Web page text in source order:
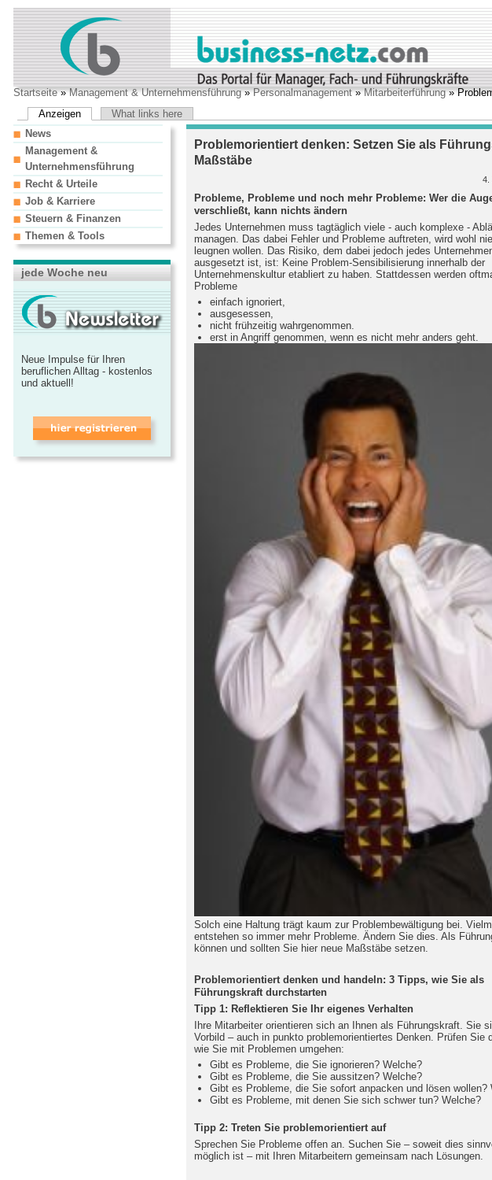
Startseite»Management & Unternehmensführung»Personalmanagement»Mitarbeiterführung»
Anzeigen
What links here
Problemorientiert denken: Setzen Sie als
Maßstäbe
4.
Probleme, Probleme und noch mehr Probleme: Wer die
verschließt, kann nichts ändern
Jedes Unternehmen muss tagtäglich viele - auch komplexe -
managen. Das dabei Fehler und Probleme auftreten, wird wohl
leugnen wollen. Das Risiko, dem dabei jedoch jedes
ausgesetzt ist, ist: Keine Problem-Sensibilisierung innerhalb der
Unternehmenskultur etabliert zu haben. Stattdessen werden
Probleme
einfach ignoriert,
ausgesessen,
nicht frühzeitig wahrgenommen.
erst in Angriff genommen, wenn es nicht mehr anders geht.
Solch eine Haltung trägt kaum zur Problembewältigung bei.
entstehen so immer mehr Probleme. Ändern Sie dies. Als
können und sollten Sie hier neue Maßstäbe setzen.
Problemorientiert denken und handeln: 3 Tipps, wie Sie als
Führungskraft durchstarten
Tipp 1: Reflektieren Sie Ihr eigenes Verhalten
Ihre Mitarbeiter orientieren sich an Ihnen als Führungskraft. Sie
Vorbild – auch in punkto problemorientiertes Denken. Prüfen Sie
wie Sie mit Problemen umgehen:
Gibt es Probleme, die Sie ignorieren? Welche?
Gibt es Probleme, die Sie aussitzen? Welche?
Gibt es Probleme, die Sie sofort anpacken und lösen wollen?
Gibt es Probleme, mit denen Sie sich schwer tun? Welche?
Tipp 2: Treten Sie problemorientiert auf
Sprechen Sie Probleme offen an. Suchen Sie – soweit dies
möglich ist – mit Ihren Mitarbeitern gemeinsam nach Lösungen.
News
Management &
Unternehmensführung
Recht & Urteile
Job & Karriere
Steuern & Finanzen
Themen & Tools
jede Woche neu
Neue Impulse für Ihren
beruflichen Alltag - kostenlos
und aktuell!